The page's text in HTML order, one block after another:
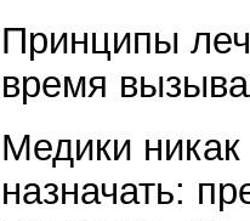
Принципы
время
Медики
назначать: